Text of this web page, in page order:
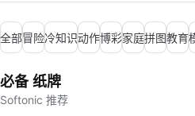
全部冒险冷知识动作博彩家庭拼图教育
必备 纸牌
Softonic 推荐